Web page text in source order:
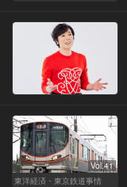
Vol.41
東洋経済・東京鉄道事情